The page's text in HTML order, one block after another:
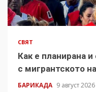
СВЯТ
Как е планирана
с мигрантското
БАРИКАДА 9 август 2026